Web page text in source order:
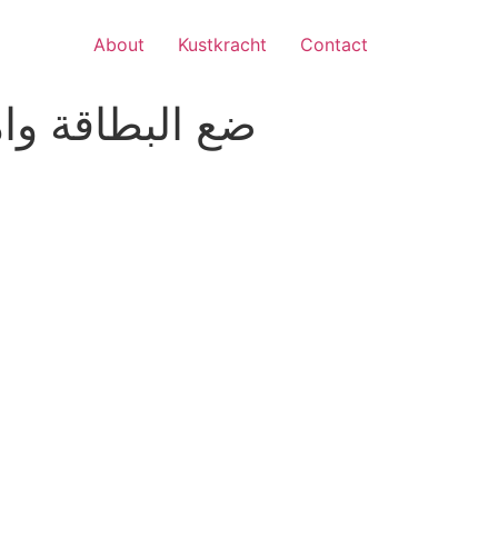
About Kustkracht Contact